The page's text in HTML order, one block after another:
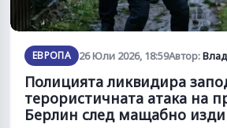
ЕВРОПА 26 Юли 2026, 18:59Автор:
Полицията ликвидира
терористичната атака на
Берлин след мащабно